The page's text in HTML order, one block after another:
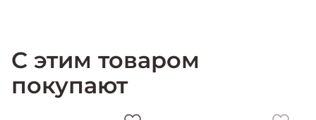
Тип аромата: древесный, цветочный
Cодержит ноты:бархатцы, мандарин, лилия, орхидея, пион,
цветок кактуса, гелиотроп, мускус, нектарин
Франция (France)
С этим товаром
покупают